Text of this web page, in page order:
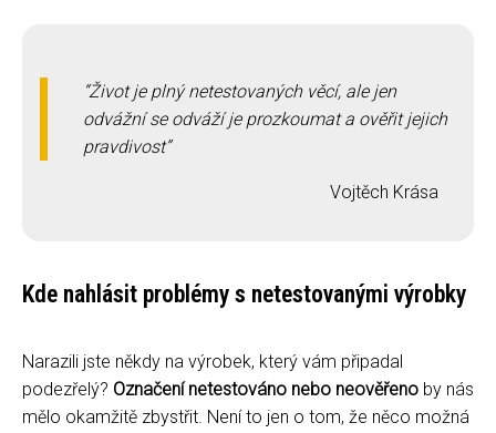
Život je plný netestovaných věcí, ale jen
odvážní se odváží je prozkoumat a ověřit jejich
pravdivost
Vojtěch Krása
Kde nahlásit problémy s netestovanými výrobky
Narazili jste někdy na výrobek, který vám připadal
podezřelý? Označení netestováno nebo neověřeno by nás
mělo okamžitě zbystřit. Není to jen o tom, že něco možná